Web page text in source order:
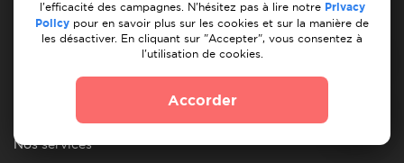
Prestataire de services
Comment cela fonctionne-t-il ?
Enregistrer les services
Mes services
Mes tâches
Trouver une tâche
Nos services
l'efficacité des campagnes. N'hésitez pas à lire notre Privacy
Policy pour en savoir plus sur les cookies et sur la manière de
les désactiver. En cliquant sur "Accepter", vous consentez à
l'utilisation de cookies.
Accorder